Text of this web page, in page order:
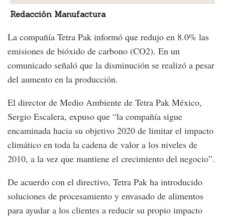
Redacción Manufactura
La compañía Tetra Pak informó que redujo en 8.0% las
emisiones de bióxido de carbono (CO2). En un
comunicado señaló que la disminución se realizó a pesar
del aumento en la producción.
El director de Medio Ambiente de Tetra Pak México,
Sergio Escalera, expuso que “la compañía sigue
encaminada hacia su objetivo 2020 de limitar el impacto
climático en toda la cadena de valor a los niveles de
2010, a la vez que mantiene el crecimiento del negocio”.
De acuerdo con el directivo, Tetra Pak ha introducido
soluciones de procesamiento y envasado de alimentos
para ayudar a los clientes a reducir su propio impacto